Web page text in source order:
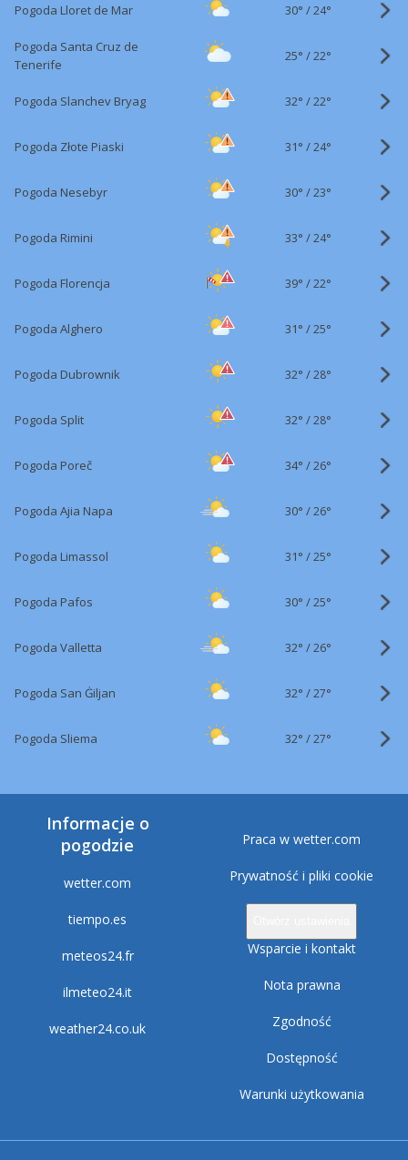
Pogoda Lloret de Mar 30° /24°
Pogoda Santa Cruz de
Tenerife
25° /22°
Pogoda Slanchev Bryag 32° /22°
Pogoda Złote Piaski 31° /24°
Pogoda Nesebyr 30° /23°
Pogoda Rimini 33° /24°
Pogoda Florencja 39° /22°
Pogoda Alghero 31° /25°
Pogoda Dubrownik 32° /28°
Pogoda Split 32° /28°
Pogoda Poreč 34° /26°
Pogoda Ajia Napa 30° /26°
Pogoda Limassol 31° /25°
Pogoda Pafos 30° /25°
Pogoda Valletta 32° /26°
Pogoda San Ġiljan 32° /27°
Pogoda Sliema 32° /27°
Informacje o
pogodzie
wetter.com
tiempo.es
meteos24.fr
ilmeteo24.it
weather24.co.uk
Praca w wetter.com
Prywatność i pliki cookie
Wsparcie i kontakt
Nota prawna
Zgodność
Dostępność
Warunki użytkowania